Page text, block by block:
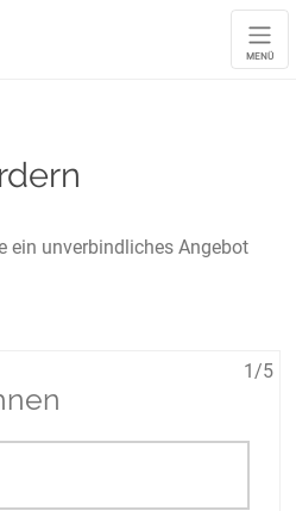
MENÜ
ein unverbindliches Angebot
1/5